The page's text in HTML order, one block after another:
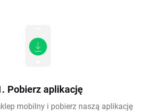
Pobierz aplikację
mobilny i pobierz naszą aplikację